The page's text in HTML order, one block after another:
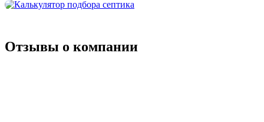
Отзывы о компании